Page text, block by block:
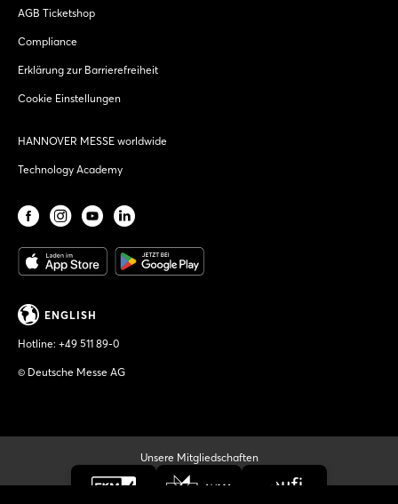
AGB Ticketshop
Compliance
Erklärung zur Barrierefreiheit
Cookie Einstellungen
HANNOVER MESSE worldwide
Technology Academy
ENGLISH
Hotline: +49 511 89-0
© Deutsche Messe AG
Unsere Mitgliedschaften